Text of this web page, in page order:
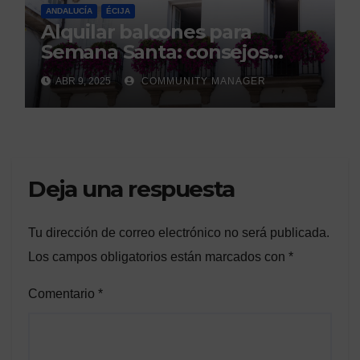
ANDALUCÍA ÉCIJA
Alquilar balcones para
Semana Santa: consejos
legales de la Asociación
Española de Consumidores.
ABR 9, 2025 COMMUNITY MANAGER
Deja una respuesta
Tu dirección de correo electrónico no será publicada.
Los campos obligatorios están marcados con *
Comentario *